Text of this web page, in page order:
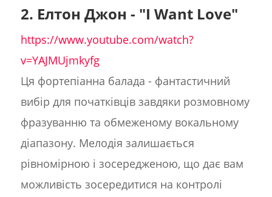
2. Елтон Джон - "I Want Love"
https://www.youtube.com/watch?
v=YAJMUjmkyfg
Ця фортепіанна балада - фантастичний
вибір для початківців завдяки розмовному
фразуванню та обмеженому вокальному
діапазону. Мелодія залишається
рівномірною і зосередженою, що дає вам
можливість зосередитися на контролі